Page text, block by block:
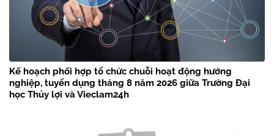
Kế hoạch phối hợp tổ chức chuỗi hoạt động hướng
nghiệp, tuyển dụng tháng 8 năm 2026 giữa Trường Đại
học Thủy lợi và Vieclam24h